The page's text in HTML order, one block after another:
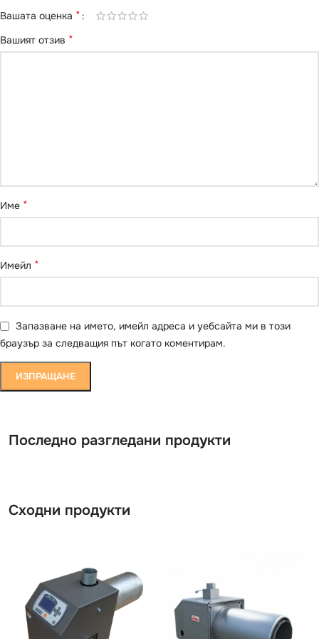
Вашата оценка *
Вашият отзив *
Име *
Имейл *
Запазване на името, имейл адреса и уебсайта ми в този
браузър за следващия път когато коментирам.
Последно разгледани продукти
Сходни продукти